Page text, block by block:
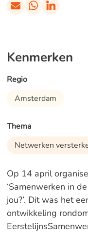
Op 14 april
‘Samenwerken in
jou?’. Dit was het
ontwikkeling
Kenmerken
Regio
Amsterdam
Thema
Netwerken